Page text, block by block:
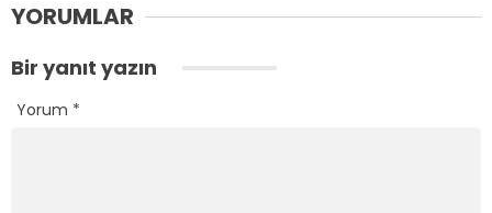
YORUMLAR
Bir yanıt yazın
Yorum *